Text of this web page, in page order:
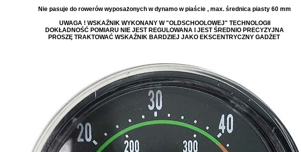
Nie pasuje do rowerów wyposażonych w dynamo w piaście , max. średnica piasty 60 mm
UWAGA ! WSKAŹNIK WYKONANY W "OLDSCHOOLOWEJ" TECHNOLOGII
DOKŁADNOŚĆ POMIARU NIE JEST REGULOWANA I JEST ŚREDNIO PRECYZYJNA
PROSZĘ TRAKTOWAĆ WSKAŹNIK BARDZIEJ JAKO EKSCENTRYCZNY GADŻET